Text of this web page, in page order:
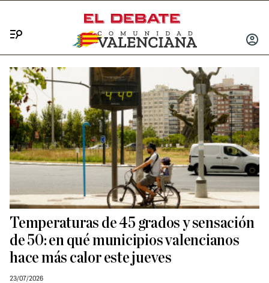
INICIAR
Temperaturas de 45 grados y sensación
de 50: en qué municipios valencianos
hace más calor este jueves
23/07/2026